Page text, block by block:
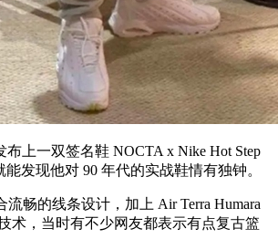
上一双签名鞋 NOCTA x Nike Hot Step
能发现他对 90 年代的实战鞋情有独钟。
的线条设计，加上 Air Terra Humara
术，当时有不少网友都表示有点复古篮